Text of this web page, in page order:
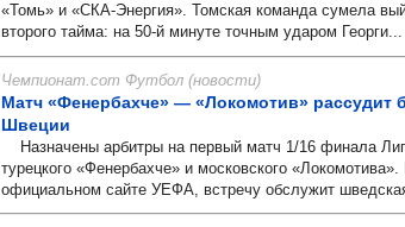
«Томь» и «СКА-Энергия». Томская команда сумела
второго тайма: на 50-й минуте точным ударом Георги...
Чемпионат.com Футбол (новости)
Матч «Фенербахче» — «Локомотив» рассудит
Швеции
Назначены арбитры на первый матч 1/16 финала
турецкого «Фенербахче» и московского
официальном сайте УЕФА, встречу обслужит